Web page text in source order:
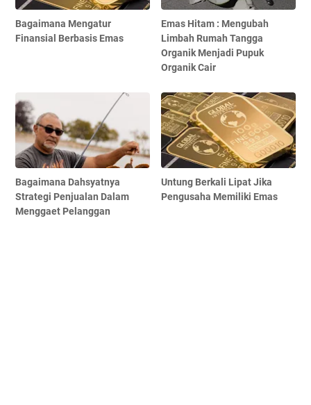
Bagaimana Mengatur
Finansial Berbasis Emas
Emas Hitam : Mengubah
Limbah Rumah Tangga
Organik Menjadi Pupuk
Organik Cair
Bagaimana Dahsyatnya
Strategi Penjualan Dalam
Menggaet Pelanggan
Untung Berkali Lipat Jika
Pengusaha Memiliki Emas